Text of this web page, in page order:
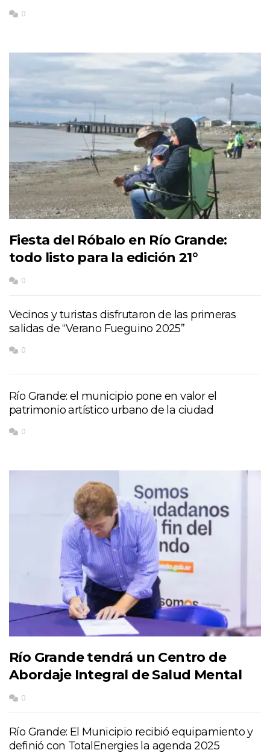
0
Fiesta del Róbalo en Río Grande:
todo listo para la edición 21°
0
Vecinos y turistas disfrutaron de las primeras
salidas de “Verano Fueguino 2025”
0
Río Grande: el municipio pone en valor el
patrimonio artístico urbano de la ciudad
0
Río Grande tendrá un Centro de
Abordaje Integral de Salud Mental
0
Río Grande: El Municipio recibió equipamiento y
definió con TotalEnergies la agenda 2025